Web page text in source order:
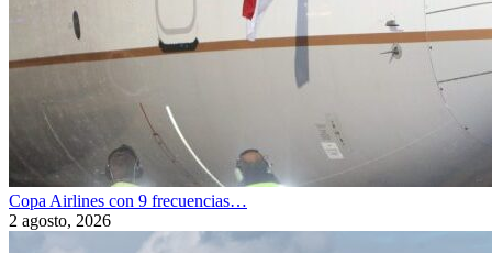
Copa Airlines con 9 frecuencias…
2 agosto, 2026